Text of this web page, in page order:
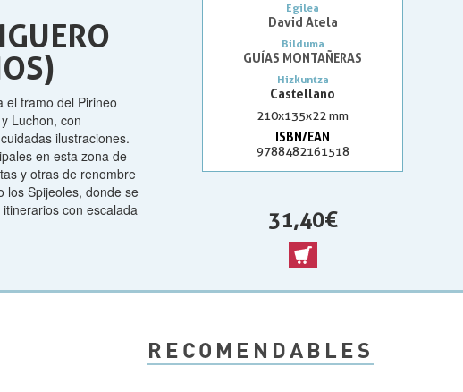
el tramo del Pirineo
Luchon, con
ilustraciones.
en esta zona de
y otras de renombre
los Spijeoles, donde se
con escalada
Egilea
David Atela
Bilduma
GUÍAS MONTAÑERAS
Hizkuntza
Castellano
210x135x22 mm
ISBN/EAN
9788482161518
31,40 €
RECOMENDABLES